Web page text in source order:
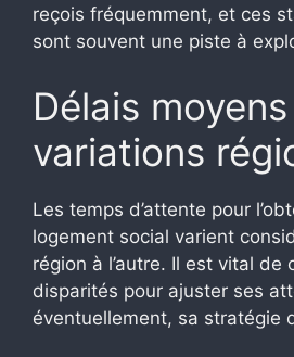
reçois fréquemment, et ces
sont souvent une piste à
Délais
variations
Les temps d’attente pour
logement social varient
région à l’autre. Il est vital de
disparités pour ajuster ses
éventuellement, sa stratégie